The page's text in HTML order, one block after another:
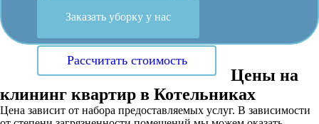
Заказать уборку у нас
Рассчитать стоимость
Цены на
клининг квартир в Котельниках
Цена зависит от набора предоставляемых услуг. В зависимости